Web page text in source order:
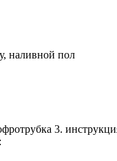
наливной пол
3.